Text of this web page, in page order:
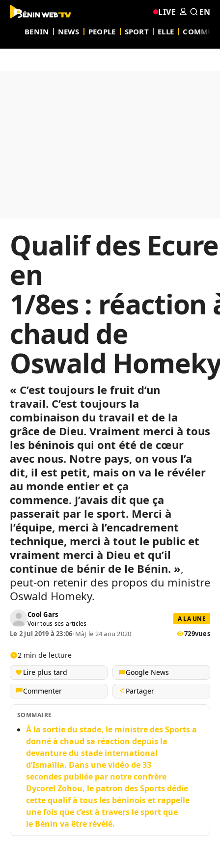
BENIN NEWS PEOPLE SPORT ELLE
LIVE EN
Qualif des
en
1/8es : réaction
chaud de
Oswald
« C’est toujours le fruit d’un
travail. C’est toujours la
combinaison du travail et de la
grâce de Dieu. Vraiment merci à tous
les béninois qui ont été de cœur
avec nous. Notre pays, on vous l’a
dit, il est petit, mais on va le révéler
au monde entier et ça
commence. J’avais dit que ça
passerait par le sport. Merci à
l’équipe, merci à l’encadrement
technique, merci à tout le public et
vraiment merci à Dieu et qu’il
continue de bénir de le Bénin. »,
peut-on retenir des propos du ministre
Oswald Homeky.
Cool Gars
Voir tous ses articles
A LA UNE
Le 2 jul 2019 à 23:06•MàJ le 24 aou 2020 729vues
2 min de lecture
Lire plus tard
Google News
Commenter
Partager
SOMMAIRE
À la sortie du stade, le ministre des Sports a
donné à chaud sa réaction depuis la
devanture du stade international
d’Ismaïlia. Dans une vidéo de 33
secondes publiée par notre confrère
Dycorel Zohou, le patron des Sports dédie
cette qualif à tous les béninois et rappelle
une fois que c’est à travers le sport que
le Bénin va être révélé.